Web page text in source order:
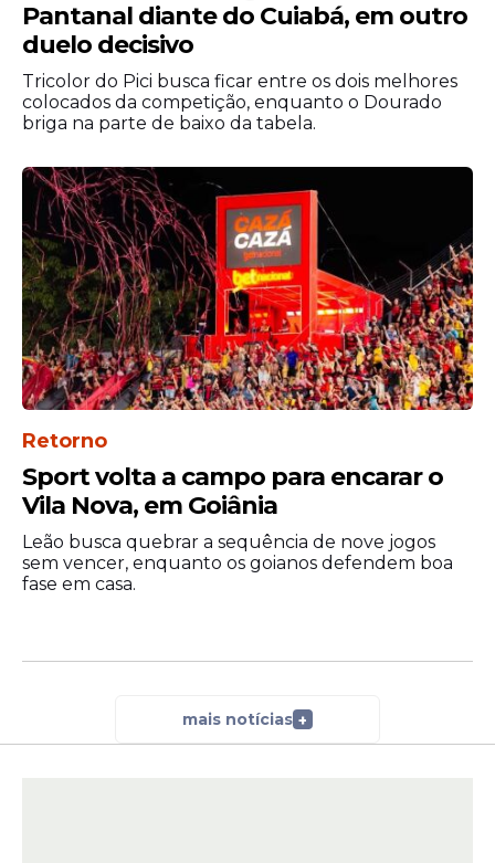
Brasil tem Neymar e
Vini Jr.
Outro dado que chama atenção é a
presença brasileira entre os gigantes
digitais do futebol.
Além de Neymar, Vinicius Júnior aparece
entre os jogadores mais seguidos da Copa
do Mundo, com quase 60 milhões de
seguidores. O Brasil é o único país com dois
atletas dentro do top 10 do ranking global.
Pantanal diante do Cuiabá, em outro
duelo decisivo
Tricolor do Pici busca ficar entre os dois melhores
colocados da competição, enquanto o Dourado
briga na parte de baixo da tabela.
Retorno
Sport volta a campo para encarar o
Vila Nova, em Goiânia
Leão busca quebrar a sequência de nove jogos
sem vencer, enquanto os goianos defendem boa
fase em casa.
mais notícias +